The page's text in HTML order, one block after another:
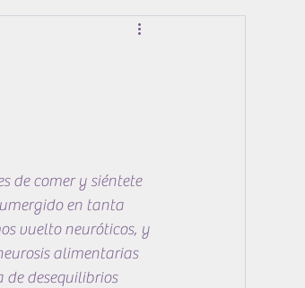
de comer y siéntete
en tanta
vuelto neuróticos, y
alimentarias
de desequilibrios